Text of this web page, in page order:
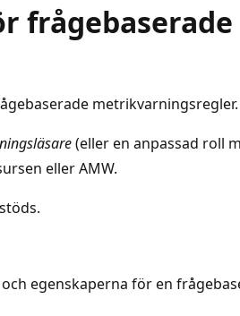
frågebaserade
metrikvarningsregler.
(eller en anpassad roll
eller AMW.
egenskaperna för en